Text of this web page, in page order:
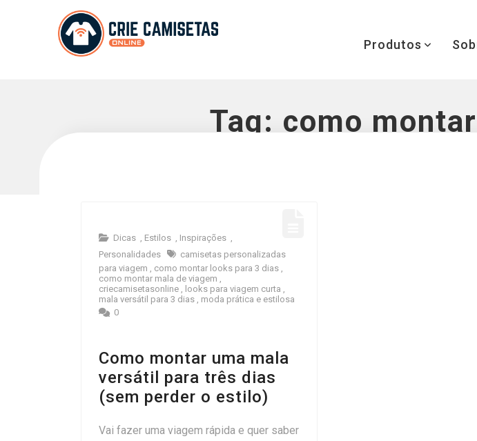
Produtos
Tag: como
Dicas , Estilos , Inspirações ,
Personalidades
camisetas personalizadas
para viagem , como montar looks para 3 dias ,
como montar mala de viagem ,
criecamisetasonline , looks para viagem curta ,
mala versátil para 3 dias , moda prática e estilosa
0
Como montar uma mala
versátil para três dias
(sem perder o estilo)
Vai fazer uma viagem rápida e quer saber